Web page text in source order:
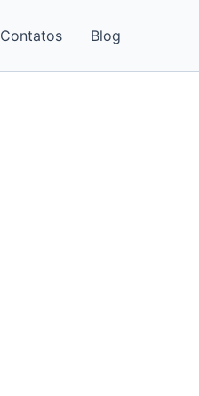
Contatos Blog